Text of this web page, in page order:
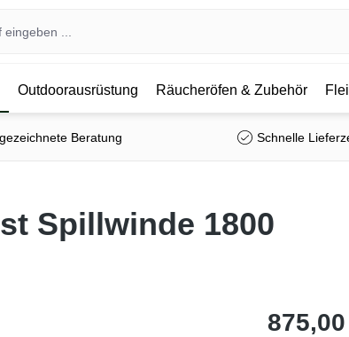
Outdoorausrüstung Räucheröfen & Zubehör
Beratung Schnelle
Spillwinde 1800